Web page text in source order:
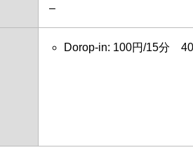
–
Dorop-in: 100円/15分